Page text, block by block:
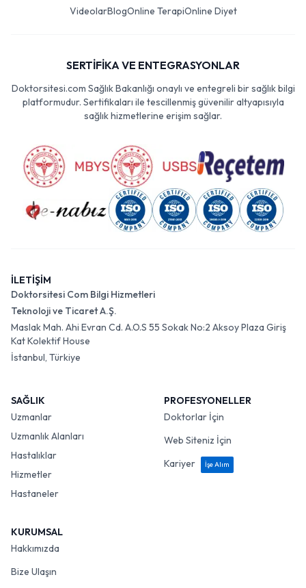
VideolarBlogOnline TerapiOnline Diyet
SERTİFİKA VE ENTEGRASYONLAR
Doktorsitesi.com Sağlık Bakanlığı onaylı ve entegreli bir sağlık bilgi
platformudur. Sertifikaları ile tescillenmiş güvenilir altyapısıyla
sağlık hizmetlerine erişim sağlar.
İLETİŞİM
Doktorsitesi Com Bilgi Hizmetleri
Teknoloji ve Ticaret A.Ş.
Maslak Mah. Ahi Evran Cd. A.O.S 55 Sokak No:2 Aksoy Plaza Giriş
Kat Kolektif House
İstanbul, Türkiye
SAĞLIK
Uzmanlar
Uzmanlık Alanları
Hastalıklar
Hizmetler
Hastaneler
PROFESYONELLER
Doktorlar İçin
Web Siteniz İçin
Kariyer
İşe Alım
KURUMSAL
Hakkımızda
Bize Ulaşın